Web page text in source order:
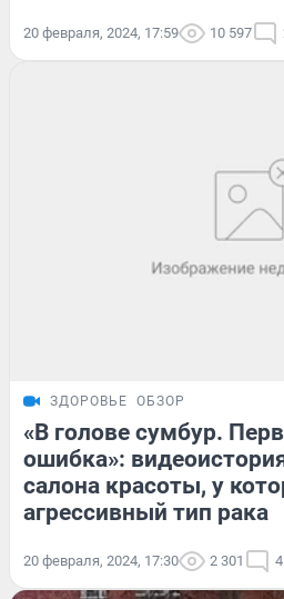
20 февраля, 2024, 17:59 10 597
ЗДОРОВЬЕ ОБЗОР
«В голове сумбур.
ошибка»:
салона красоты, у
агрессивный тип рака
20 февраля, 2024, 17:30 2 301 4